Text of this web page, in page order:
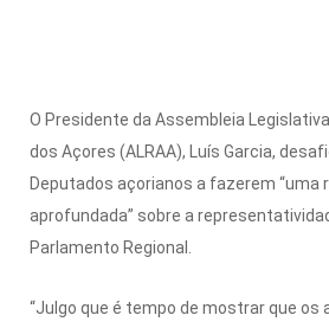
O Presidente da Assembleia
dos Açores (ALRAA), Luís Garcia,
Deputados açorianos a fazerem “uma
aprofundada” sobre a
Parlamento Regional.
“Julgo que é tempo de mostrar que os